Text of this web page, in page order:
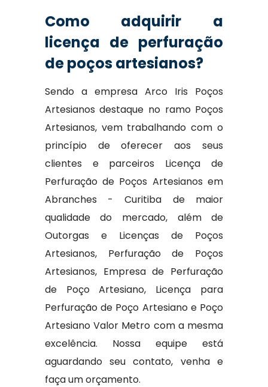
Como adquirir a
licença de perfuração
de poços artesianos?
Sendo a empresa Arco Iris Poços
Artesianos destaque no ramo Poços
Artesianos, vem trabalhando com o
princípio de oferecer aos seus
clientes e parceiros Licença de
Perfuração de Poços Artesianos em
Abranches - Curitiba de maior
qualidade do mercado, além de
Outorgas e Licenças de Poços
Artesianos, Perfuração de Poços
Artesianos, Empresa de Perfuração
de Poço Artesiano, Licença para
Perfuração de Poço Artesiano e Poço
Artesiano Valor Metro com a mesma
excelência. Nossa equipe está
aguardando seu contato, venha e
faça um orçamento.